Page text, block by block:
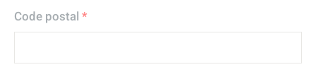
Code postal *